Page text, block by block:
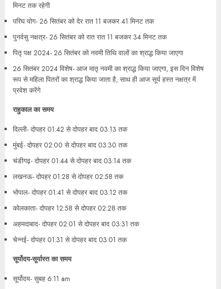
मिनट तक रहेगी
परिघ योग- 26 सितंबर को देर रात 11 बजकर 41 मिनट तक
पुनर्वसु नक्षत्र- 26 सितंबर को रात रात 11 बजकर 34 मिनट तक
पितृ पक्ष 2024- 26 सितंबर को नवमी तिथि वालों का श्राद्ध किया जाएगा
26 सितंबर 2024 विशेष- आज मातृ नवमी का श्राद्ध किया जाएगा, इस दिन विशेष
रूप से महिला पितरों का श्राद्ध किया जाता है, साथ ही आज सूर्य हस्त नक्षत्र में
प्रवेश करेंगे
राहुकाल का समय
दिल्ली- दोपहर 01:42 से दोपहर बाद 03:13 तक
मुंबई- दोपहर 02:00 से दोपहर बाद 03:30 तक
चंडीगढ़- दोपहर 01:44 से दोपहर बाद 03:14 तक
लखनऊ- दोपहर 01:28 से दोपहर 02:58 तक
भोपाल- दोपहर 01:41 से दोपहर बाद 03:12 तक
कोलकाता- दोपहर 12:58 से दोपहर 02:28 तक
अहमदाबाद- दोपहर 02:01 से दोपहर बाद 03:31 तक
चेन्नई- दोपहर 01:31 से दोपहर बाद 03:01 तक
सूर्योदय-सूर्यास्त का समय
सूर्योदय- सुबह 6:11 am